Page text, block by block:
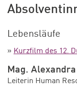
Lebensläufe
» Kurzfilm des 12.
Mag.
Leiterin Human